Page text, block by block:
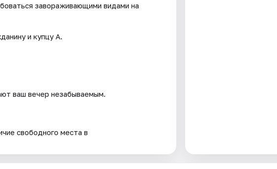
завораживающими видами на
и купцу А.
ваш вечер незабываемым.
свободного места в